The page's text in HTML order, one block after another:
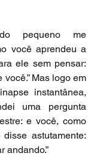
pequeno me
você aprendeu a
ele sem pensar:
você.” Mas logo em
instantânea,
uma pergunta
e você, como
astutamente:
andando.”